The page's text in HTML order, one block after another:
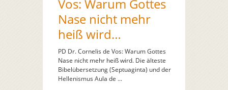
Vos: Warum Gottes
Nase nicht mehr
heiß wird…
PD Dr. Cornelis de Vos: Warum Gottes
Nase nicht mehr heiß wird. Die älteste
Bibelübersetzung (Septuaginta) und der
Hellenismus Aula de ...